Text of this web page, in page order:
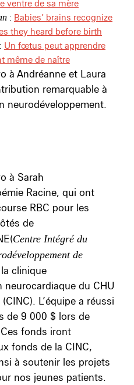
ventre de sa mère
: Babies’ brains recognize
they heard before birth
: Un fœtus peut apprendre
même de naître
à Andréanne et Laura
remarquable à
neurodéveloppement.
à Sarah
Racine, qui ont
RBC pour les
de
Centre Intégré du
de
clinique
neurocardiaque du CHU
L’équipe a réussi
de 9 000 $ lors de
Ces fonds iront
fonds de la CINC,
à soutenir les projets
nos jeunes patients.